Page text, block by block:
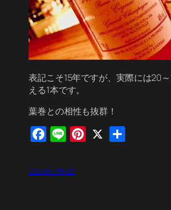
表記こそ15年ですが、実際には20
える1本です。
葉巻との相性も抜群！
Facebook
LinePinterest
X
2024年10月5日